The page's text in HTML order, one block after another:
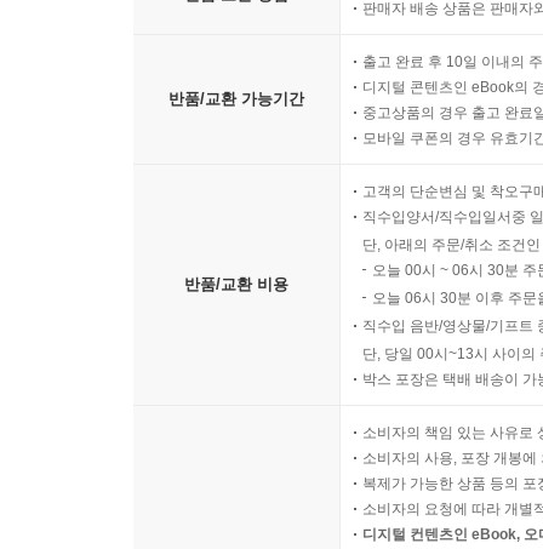
판매자 배송 상품은 판매자
반품/교환 가능기간
출고 완료 후 10일 이내의
디지털 콘텐츠인 eBook의
중고상품의 경우 출고 완료
모바일 쿠폰의 경우 유효기
반품/교환 비용
고객의 단순변심 및 착오구
직수입양서/직수입일서중
단, 아래의 주문/취소 조건
오늘 00시 ~ 06시 30분
오늘 06시 30분 이후 주
직수입 음반/영상물/기프트
단, 당일 00시~13시 사이의
박스 포장은 택배 배송이
소비자의 책임 있는 사유로
소비자의 사용, 포장 개봉
복제가 가능한 상품 등의
소비자의 요청에 따라 개별
디지털 컨텐츠인 eBook,